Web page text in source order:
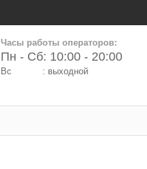
Часы работы операторов:
Пн - Сб: 10:00 - 20:00
Вс : выходной